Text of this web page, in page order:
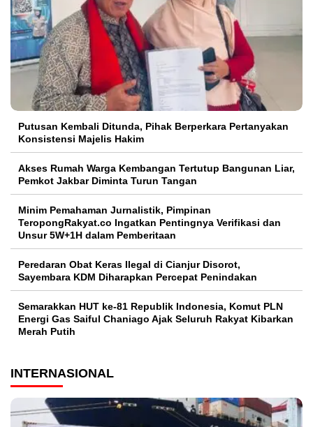
Putusan Kembali Ditunda, Pihak Berperkara Pertanyakan
Konsistensi Majelis Hakim
Akses Rumah Warga Kembangan Tertutup Bangunan Liar,
Pemkot Jakbar Diminta Turun Tangan
Minim Pemahaman Jurnalistik, Pimpinan
TeropongRakyat.co Ingatkan Pentingnya Verifikasi dan
Unsur 5W+1H dalam Pemberitaan
Peredaran Obat Keras Ilegal di Cianjur Disorot,
Sayembara KDM Diharapkan Percepat Penindakan
Semarakkan HUT ke-81 Republik Indonesia, Komut PLN
Energi Gas Saiful Chaniago Ajak Seluruh Rakyat Kibarkan
Merah Putih
INTERNASIONAL